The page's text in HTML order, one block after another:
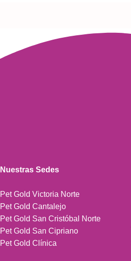
Nuestras Sedes
Pet Gold Victoria Norte
Pet Gold Cantalejo
Pet Gold San Cristóbal Norte
Pet Gold San Cipriano
Pet Gold Clínica